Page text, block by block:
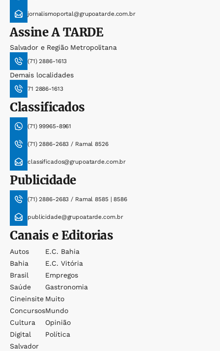
jornalismoportal@grupoatarde.com.br
AssineA TARDE
Salvador e Região Metropolitana
(71) 2886-1613
Demais localidades
71 2886-1613
Classificados
(71) 99965-8961
(71) 2886-2683 / Ramal 8526
classificados@grupoatarde.com.br
Publicidade
(71) 2886-2683 / Ramal 8585 | 8586
publicidade@grupoatarde.com.br
Canais e Editorias
Autos
Bahia
Brasil
Saúde
Cineinsite
Concursos
Cultura
Digital
Salvador
E.c. Bahia
E.c. Vitória
Empregos
Gastronomia
Muito
Mundo
Opinião
Política